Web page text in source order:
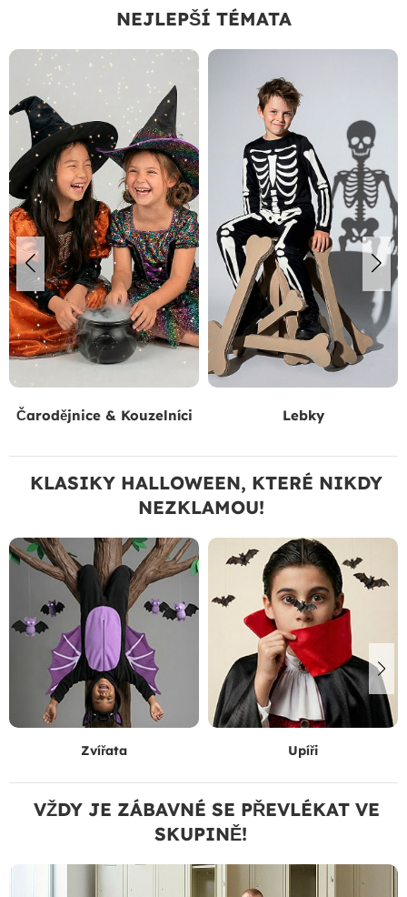
NEJLEPŠÍ TÉMATA
& Kouzelníci Lebky
KLASIKY HALLOWEEN, KTERÉ NIKDY
NEZKLAMOU!
Zvířata Upíři
VŽDY JE ZÁBAVNÉ SE PŘEVLÉKAT VE
SKUPINĚ!